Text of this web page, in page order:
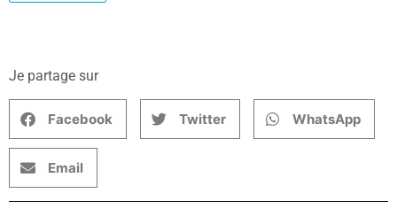
Je partage sur
Facebook Twitter WhatsApp
Email